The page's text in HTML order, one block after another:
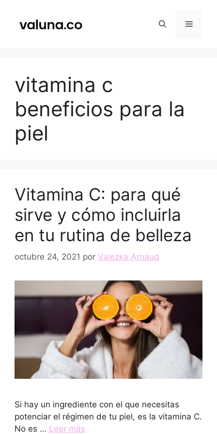
contenido
Menú
vitamina c
beneficios para la
piel
Vitamina C: para qué
sirve y cómo incluirla
en tu rutina de belleza
octubre 24, 2021 por Valezka Arnaud
Si hay un ingrediente con el que necesitas
potenciar el régimen de tu piel, es la vitamina C.
No es … Leer más